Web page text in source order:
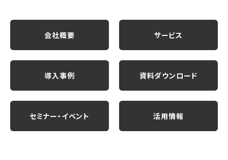
会社概要 サービス
導入事例 資料ダウンロード
セミナー・イベント 活用情報